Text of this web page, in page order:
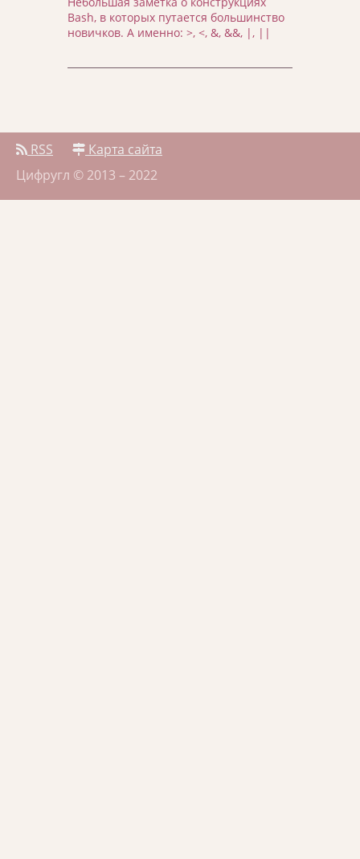
Bash, в которых путается большинство
новичков. А именно: >, <, &, &&, |, ||
RSS
Карта сайта
Цифругл © 2013 – 2022